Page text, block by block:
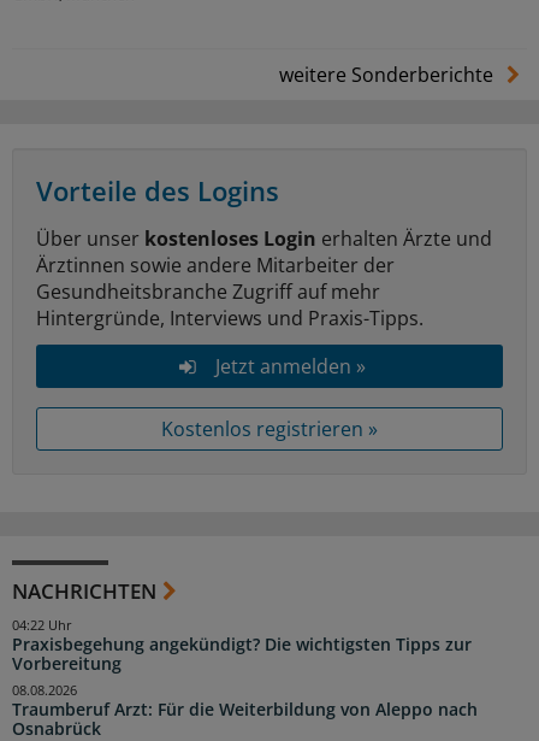
weitere Sonderberichte
Vorteile des Logins
Über unser kostenloses Login erhalten Ärzte und
Ärztinnen sowie andere Mitarbeiter der
Gesundheitsbranche Zugriff auf mehr
Hintergründe, Interviews und Praxis-Tipps.
Jetzt anmelden »
Kostenlos registrieren »
NACHRICHTEN
Praxisbegehung angekündigt? Die wichtigsten Tipps zur
Vorbereitung
04:22 Uhr
Traumberuf Arzt: Für die Weiterbildung von Aleppo nach
Osnabrück
08.08.2026